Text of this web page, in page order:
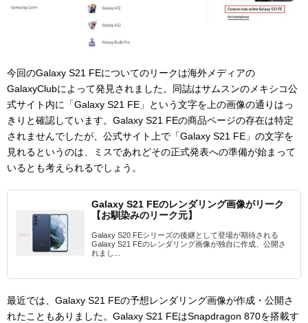
今回のGalaxy S21 FEについてのリークは海外メディアの
GalaxyClubによって発見されました。同誌はサムスンのメキシコ公
式サイト内に「Galaxy S21 FE」という文字を上の画像の通りはっ
きりと確認しています。Galaxy S21 FEの商品ページの存在は特定
されませんでしたが、公式サイト上で「Galaxy S21 FE」の文字を
見れるというのは、ミスであれどその正式発表への準備が始まって
いるとも考えられるでしょう。
Galaxy S21 FEのレンダリング画像がリーク
【お馴染みのリーク元】
Galaxy S20 FEシリーズの後継として登場が期待される
Galaxy S21 FEのレンダリング画像が独自に作成、公開さ
れまし...
最近では、Galaxy S21 FEの予想レンダリング画像が作成・公開さ
れたこともありました。Galaxy S21 FEはSnapdragon 870を搭載す